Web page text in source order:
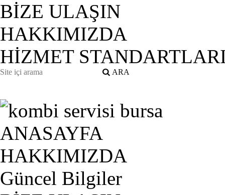
BİZE ULAŞIN
HAKKIMIZDA
HİZMET
ANASAYFA
HAKKIMIZDA
Güncel Bilgiler